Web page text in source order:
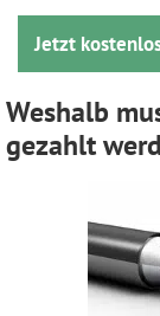
Jetzt
Weshalb
gezahlt